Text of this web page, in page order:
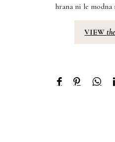
hrana ni le modna
VIEWthe